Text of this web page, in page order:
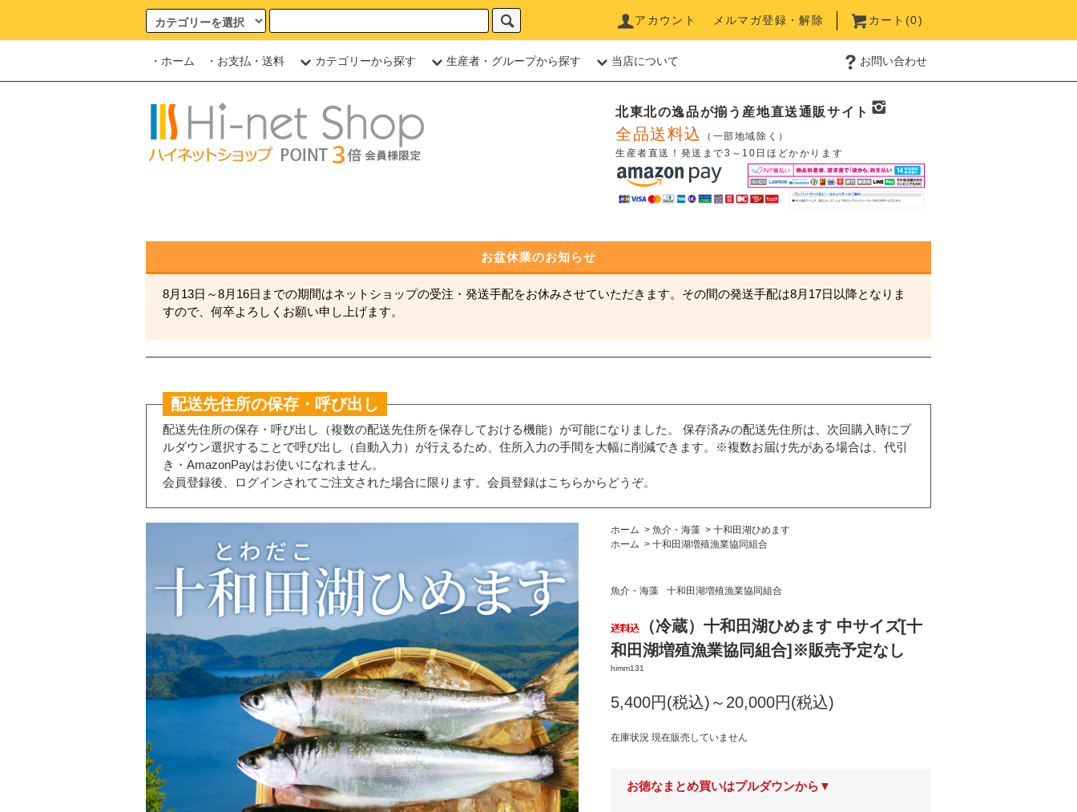
アカウント メルマガ登録・解除 カート(0)
・ホーム ・お支払・送料 カテゴリーから探す 生産者・グループから探す 当店について お問い合わせ
北東北の逸品が揃う産地直送通販サイト
全品送料込
（一部地域除く）
生産者直送！発送まで3～10日ほどかかります
お盆休業のお知らせ
8月13日～8月16日までの期間はネットショップの受注・発送手配をお休みさせていただきます。その間の発送手配は8月17日以降となりま
すので、何卒よろしくお願い申し上げます。
配送先住所の保存・呼び出し
配送先住所の保存・呼び出し（複数の配送先住所を保存しておける機能）が可能になりました。 保存済みの配送先住所は、次回購入時にプ
ルダウン選択することで呼び出し（自動入力）が行えるため、住所入力の手間を大幅に削減できます。※複数お届け先がある場合は、代引
き・AmazonPayはお使いになれません。
会員登録後、ログインされてご注文された場合に限ります。 会員登録はこちらからどうぞ。
ホーム > 魚介・海藻 > 十和田湖ひめます
ホーム > 十和田湖増殖漁業協同組合
魚介・海藻 十和田湖増殖漁業協同組合
（冷蔵）十和田湖ひめます 中サイズ[十
和田湖増殖漁業協同組合]※販売予定なし
himm131
5,400円(税込)～20,000円(税込)
在庫状況 現在販売していません
お徳なまとめ買いはプルダウンから▼